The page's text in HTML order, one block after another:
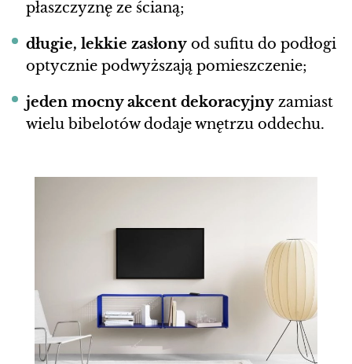
płaszczyznę ze ścianą;
długie, lekkie zasłony od sufitu do podłogi
optycznie podwyższają pomieszczenie;
jeden mocny akcent dekoracyjny zamiast
wielu bibelotów dodaje wnętrzu oddechu.